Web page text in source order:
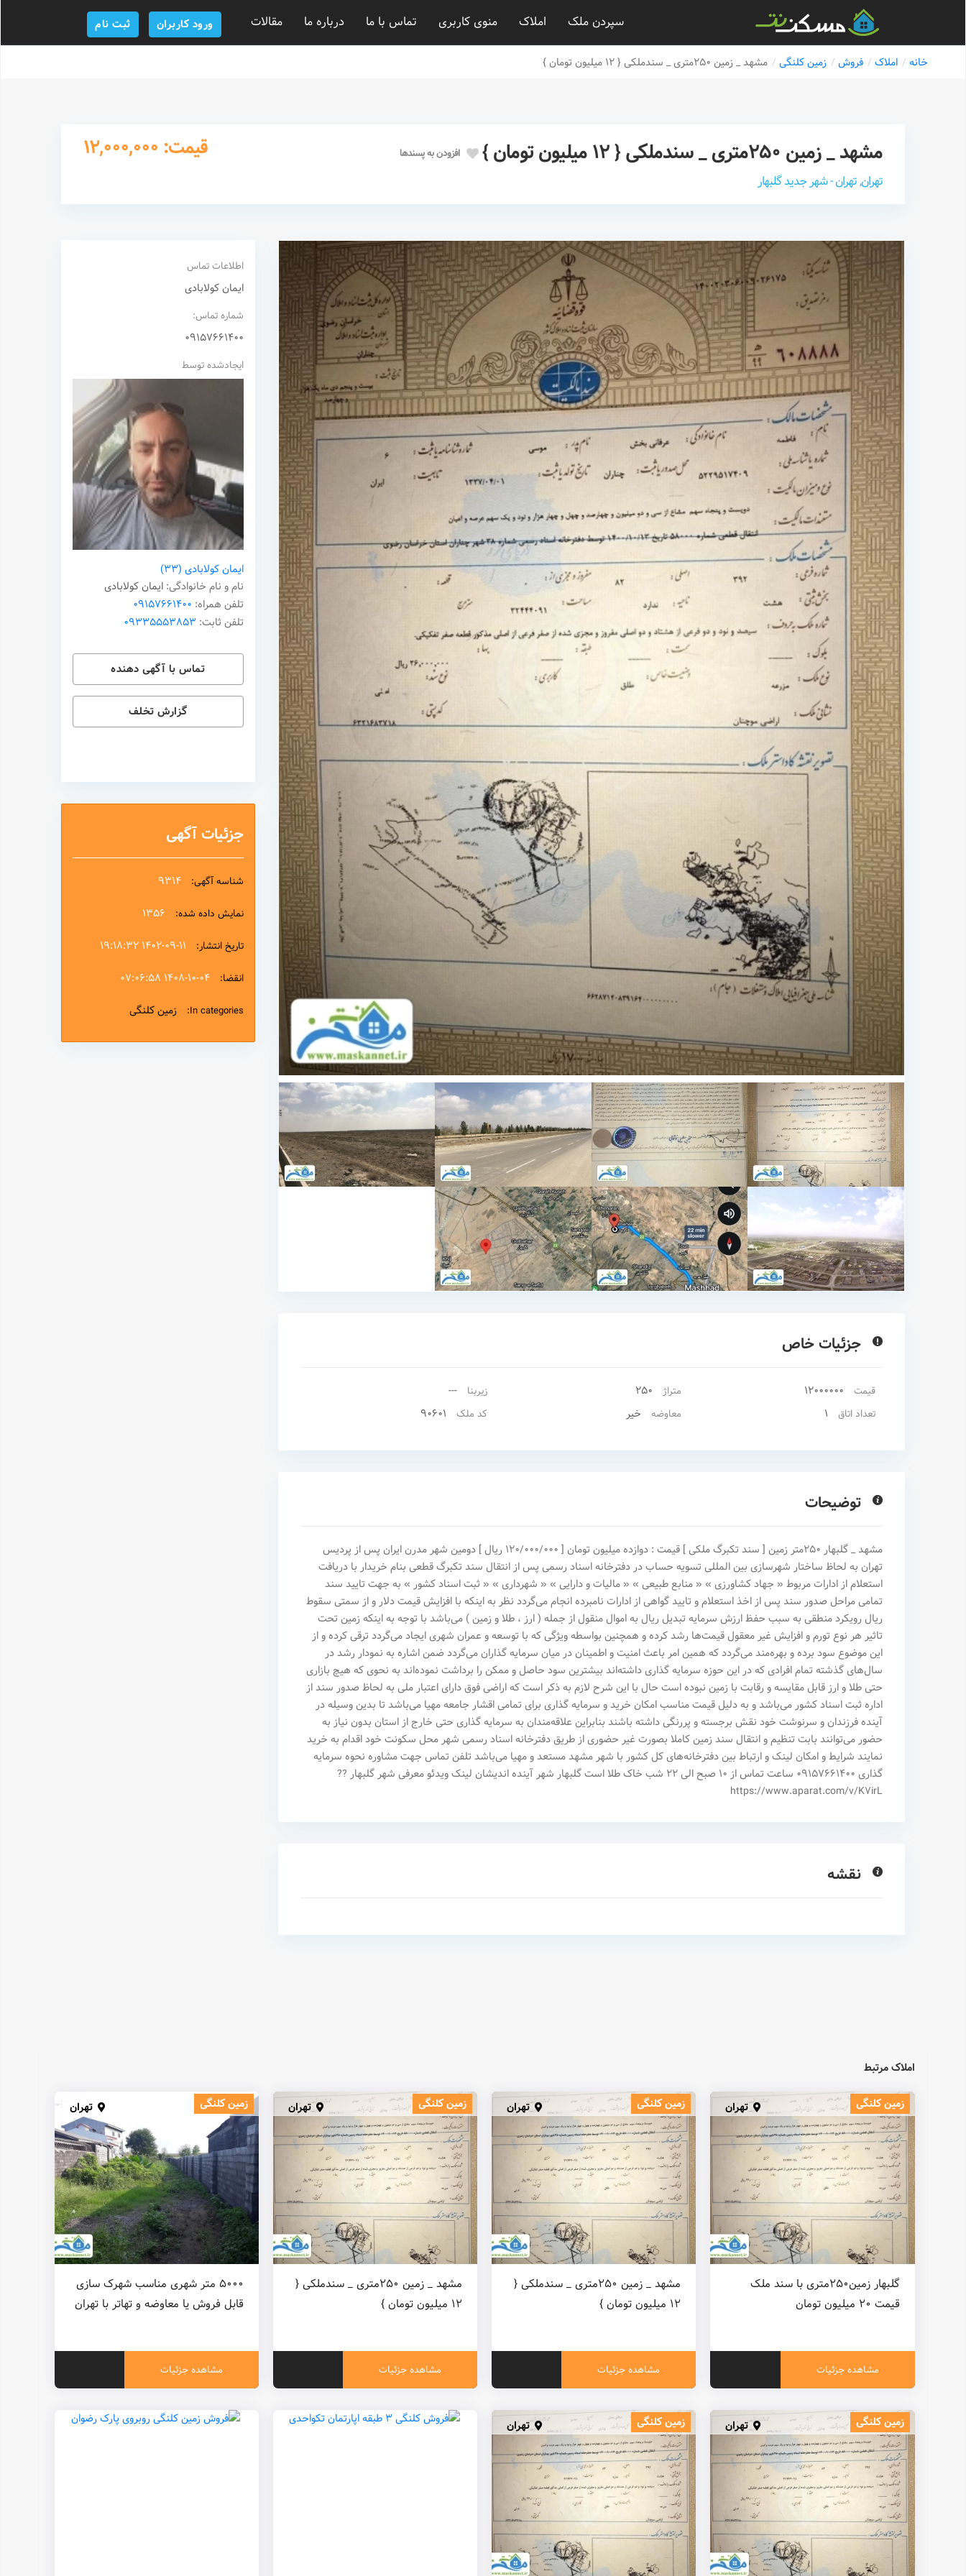
سپردن ملک املاک منوی کاربری تماس با ما درباره ما مقالات ورود کاربران ثبت نام
خانه املاک فروش زمین کلنگی مشهد _ زمین ۲۵۰متری _ سندملکی { ۱۲ میلیون تومان }
مشهد _ زمین ۲۵۰متری _ سندملکی { ۱۲ میلیون تومان } افزودن به پسندها
تهران, تهران - شهر جدید گلبهار
قیمت: 12,000,000
جزئیات خاص
قیمت 12000000 متراژ 250 زیربنا ---
تعداد اتاق 1 معاوضه خیر کد ملک 90601
توضیحات
مشهد _ گلبهار ‎٢5٠متر زمین [ سند تکبرگ ملکی ] ‎قیمت : دوازده میلیون تومان [ ١٢٠/٠٠٠/٠٠٠ ریال ] ‎دومین شهر مدرن ایران پس از پردیس
تهران ‎به لحاظ ساختار شهرسازی بین المللی ‎تسویه حساب در دفترخانه اسناد رسمی پس از انتقال سند تکبرگ قطعی بنام خریدار با دریافت
استعلام از ادارات مربوط « جهاد کشاورزی » « منابع طبیعی » « مالیات و دارایی » « شهرداری » « ثبت اسناد کشور » به جهت تایید سند
تمامی مراحل صدور سند پس از اخذ استعلام و تایید گواهی از ادارات نامبرده انجام می‌گردد ‎نظر به اینکه با افزایش قیمت دلار و از سمتی سقوط
ریال رویکرد منطقی به سبب حفظ ارزش سرمایه تبدیل ریال به اموال منقول از جمله ( ارز ، طلا و زمین ) می‌باشد با توجه به اینکه زمین تحت
تاثیر هر نوع تورم و افزایش غیر معقول قیمت‌ها رشد کرده و همچنین بواسطه ویژگی که با توسعه و عمران شهری ایجاد می‌گردد ترقی کرده و از
این موضوع سود برده و بهره‌مند می‌گردد که همین امر باعث امنیت و اطمینان در میان سرمایه گذاران می‌گردد ضمن اشاره به نمودار رشد در
سال‌های گذشته تمام افرادی که در این حوزه سرمایه گذاری داشته‌اند بیشترین سود حاصل و ممکن را برداشت نموده‌اند به نحوی که هیچ بازاری
حتی طلا و ارز قابل مقایسه و رقابت با زمین نبوده است ‎حال با این شرح لازم به ذکر است که اراضی فوق دارای اعتبار ملی به لحاظ صدور سند از
اداره ثبت اسناد کشور می‌باشد و به دلیل قیمت مناسب امکان خرید و سرمایه گذاری برای تمامی اقشار جامعه مهیا می‌باشد تا بدین وسیله در
آینده فرزندان و سرنوشت خود نقش برجسته و پررنگی داشته باشند بنابراین علاقه‌مندان به سرمایه گذاری حتی خارج از استان بدون نیاز به
حضور می‌توانند بابت تنظیم و انتقال سند زمین کاملا بصورت غیر حضوری از طریق دفترخانه اسناد رسمی شهر محل سکونت خود اقدام به خرید
نمایند شرایط و امکان لینک و ارتباط بین دفترخانه‌های کل کشور با شهر مشهد مستعد و مهیا می‌باشد ‎تلفن تماس جهت مشاوره نحوه سرمایه
گذاری 09157661400 ‎ساعت تماس از ١٠ صبح الی ٢٢ شب ‎خاک طلا است ‎گلبهار شهر آینده اندیشان ‎لینک ویدئو معرفی شهر گلبهار ??
https://www.aparat.com/v/K7irL
نقشه
اطلاعات تماس
ایمان کولابادی
شماره تماس:
09157661400
ایجادشده توسط
ایمان کولابادی (33)
نام و نام خانوادگی: ایمان کولابادی
تلفن همراه: 09157661400
تلفن ثابت: 09335553853
تماس با آگهی دهنده
گزارش تخلف
نام شما
پیام
ارسال
جزئیات آگهی
شناسه آگهی: 9314
نمایش داده شده: 1356
تاریخ انتشار: ۱۴۰۲-۰۹-۱۱ ۱۹:۱۸:۳۲
انقضا: ۱۴۰۸-۱۰-۰۴ ۰۷:۰۶:۵۸
In categories: زمین کلنگی
املاک مرتبط
زمین کلنگی تهران
گلبهار زمین۲۵۰متری با سند ملک
قیمت ۲۰ میلیون تومان
مشاهده جزئیات
زمین کلنگی تهران
زمین کلنگی تهران
مشهد _ زمین ۲۵۰متری _ سندملکی {
۱۲ میلیون تومان }
مشاهده جزئیات
زمین کلنگی تهران
زمین کلنگی تهران
مشهد _ زمین ۲۵۰متری _ سندملکی {
۱۲ میلیون تومان }
مشاهده جزئیات
زمین کلنگی تهران
۵۰۰۰ متر شهری مناسب شهرک سازی
قابل فروش یا معاوضه و تهاتر با تهران
مشاهده جزئیات